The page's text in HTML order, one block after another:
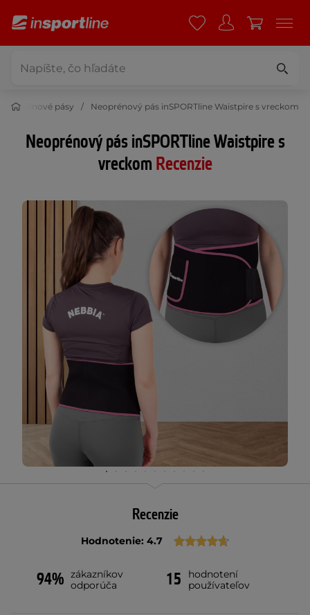
a ľadvinové pásy Neoprénový pás inSPORTline Waistpire s vreckom
Neoprénový pás inSPORTline Waistpire s
vreckom Recenzie
Recenzie
Hodnotenie: 4.7
94% zákazníkov
odporúča
15
hodnotení
používateľov